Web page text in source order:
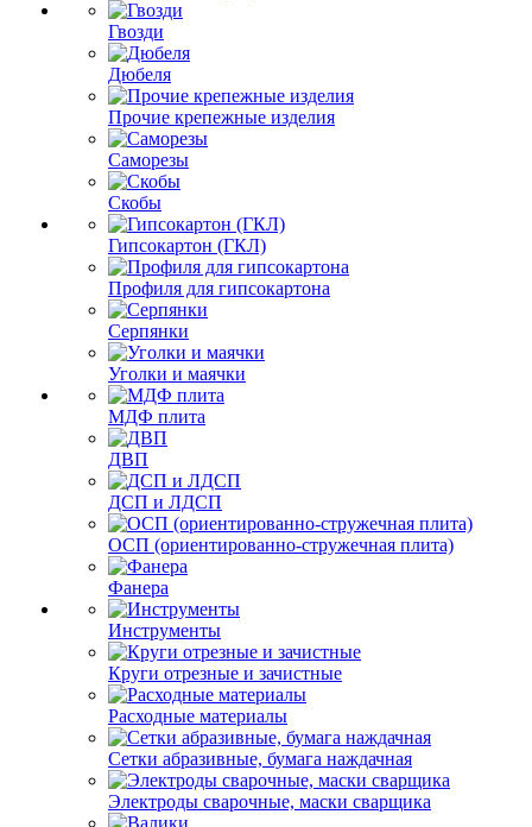
Гвозди
Дюбеля
Прочие крепежные изделия
Саморезы
Скобы
Гипсокартон (ГКЛ)
Профиля для гипсокартона
Серпянки
Уголки и маячки
МДФ плита
ДВП
ДСП и ЛДСП
ОСП (ориентированно-стружечная плита)
Фанера
Инструменты
Круги отрезные и зачистные
Расходные материалы
Сетки абразивные, бумага наждачная
Электроды сварочные, маски сварщика